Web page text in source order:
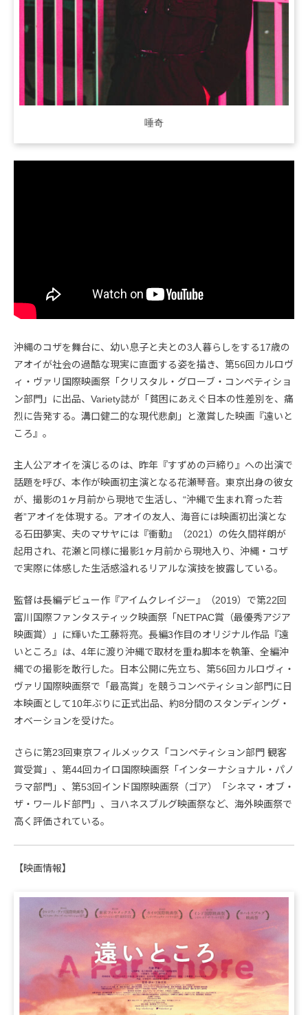
唾奇
沖縄のコザを舞台に、幼い息子と夫との3人暮らしをする17歳の
アオイが社会の過酷な現実に直面する姿を描き、第56回カルロヴ
ィ・ヴァリ国際映画祭「クリスタル・グローブ・コンペティショ
ン部門」に出品、Variety誌が「貧困にあえぐ日本の性差別を、痛
烈に告発する。溝口健二的な現代悲劇」と激賞した映画『遠いと
ころ』。
主人公アオイを演じるのは、昨年『すずめの戸締り』への出演で
話題を呼び、本作が映画初主演となる花瀬琴音。東京出身の彼女
が、撮影の1ヶ月前から現地で生活し、“沖縄で生まれ育った若
者”アオイを体現する。アオイの友人、海音には映画初出演とな
る石田夢実、夫のマサヤには『衝動』（2021）の佐久間祥朗が
起用され、花瀬と同様に撮影1ヶ月前から現地入り、沖縄・コザ
で実際に体感した生活感溢れるリアルな演技を披露している。
監督は長編デビュー作『アイムクレイジー』（2019）で第22回
富川国際ファンタスティック映画祭「NETPAC賞（最優秀アジア
映画賞）」に輝いた工藤将亮。長編3作目のオリジナル作品『遠
いところ』は、4年に渡り沖縄で取材を重ね脚本を執筆、全編沖
縄での撮影を敢行した。日本公開に先立ち、第56回カルロヴィ・
ヴァリ国際映画祭で「最高賞」を競うコンペティション部門に日
本映画として10年ぶりに正式出品、約8分間のスタンディング・
オベーションを受けた。
さらに第23回東京フィルメックス「コンペティション部門 観客
賞受賞」、第44回カイロ国際映画祭「インターナショナル・パノ
ラマ部門」、第53回インド国際映画祭（ゴア）「シネマ・オブ・
ザ・ワールド部門」、ヨハネスブルグ映画祭など、海外映画祭で
高く評価されている。
【映画情報】